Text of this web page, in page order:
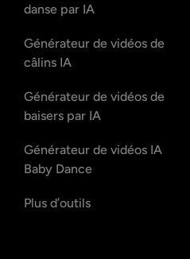
danse par IA
Générateur de vidéos de
câlins IA
Générateur de vidéos de
baisers par IA
Générateur de vidéos IA
Baby Dance
Plus d’outils